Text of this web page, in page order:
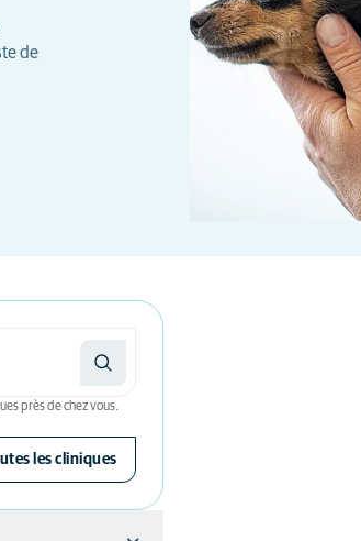
de
près de chez vous.
les cliniques